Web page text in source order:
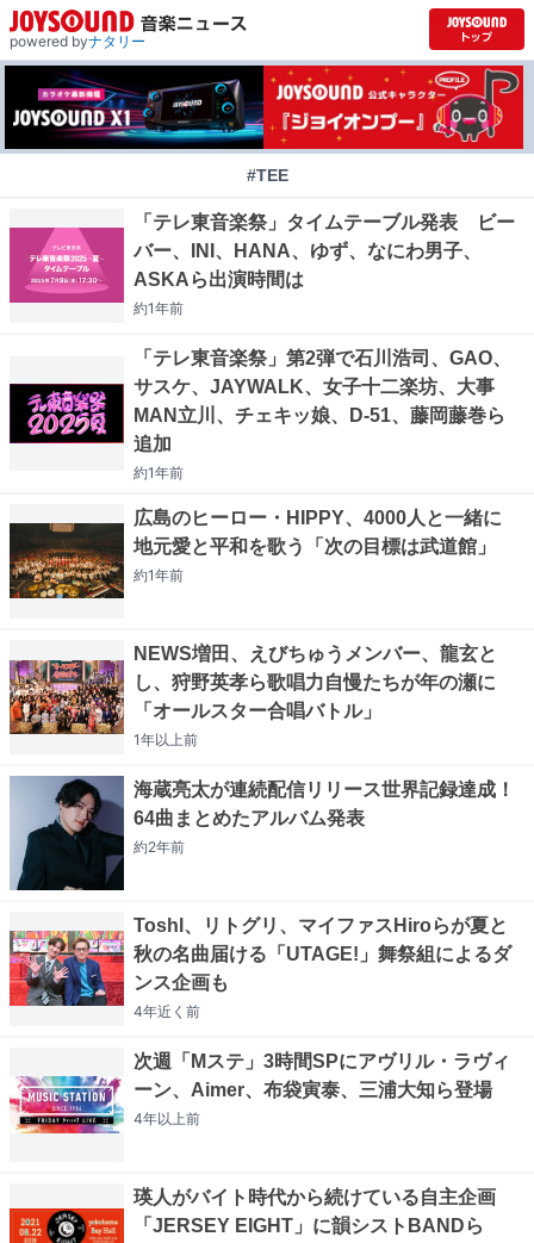
powered byナタリー
#TEE
「テレ東音楽祭」タイムテーブル発表 ビー
バー、INI、HANA、ゆず、なにわ男子、
ASKAら出演時間は
約1年前
「テレ東音楽祭」第2弾で石川浩司、GAO、
サスケ、JAYWALK、女子十二楽坊、大事
MAN立川、チェキッ娘、D-51、藤岡藤巻ら
追加
約1年前
広島のヒーロー・HIPPY、4000人と一緒に
地元愛と平和を歌う「次の目標は武道館」
約1年前
NEWS増田、えびちゅうメンバー、龍玄と
し、狩野英孝ら歌唱力自慢たちが年の瀬に
「オールスター合唱バトル」
1年以上前
海蔵亮太が連続配信リリース世界記録達成！
64曲まとめたアルバム発表
約2年前
Toshl、リトグリ、マイファスHiroらが夏と
秋の名曲届ける「UTAGE!」舞祭組によるダ
ンス企画も
4年近く 前
次週「Mステ」3時間SPにアヴリル・ラヴィ
ーン、Aimer、布袋寅泰、三浦大知ら登場
4年以上前
瑛人がバイト時代から続けている自主企画
「JERSEY EIGHT」に韻シストBANDら